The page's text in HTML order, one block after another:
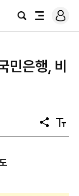
검
전
로
그
은행, 비
공
유
텍
스